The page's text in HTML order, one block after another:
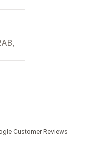
Customer Reviews